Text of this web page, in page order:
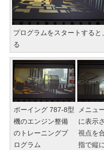
プログラムをスタートする
る
ボーイング 787-8型
機のエンジン整備
のトレーニングプ
ログラム
メニュ
に表示
視点を
指で縦